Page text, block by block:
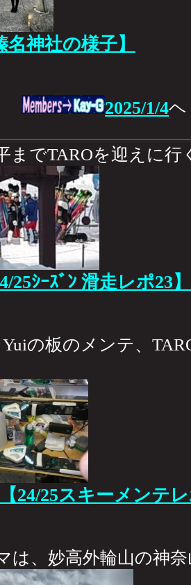
名神社の様子】
2025/1/4ヘ
までTAROを迎えに行
25ｼｰｽﾞﾝ 滑走レポ23】
Yuiの板のメンテ、
24/25スキーメンテ
は、妙高外輪山の神